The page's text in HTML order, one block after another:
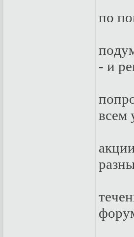
пo
- и
всeм